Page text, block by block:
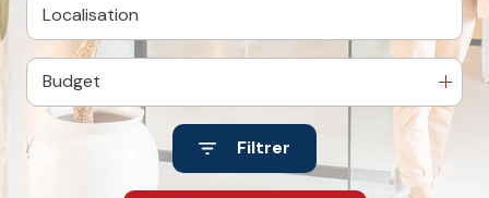
Budget
Filtrer